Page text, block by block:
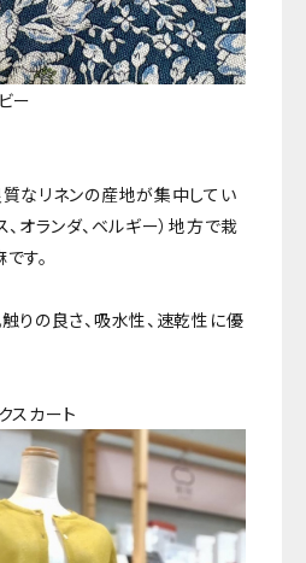
ー
なリネンの産地が集中してい
、オランダ、ベルギー）地方で栽
す。
りの良さ、吸水性、速乾性に優
スカート